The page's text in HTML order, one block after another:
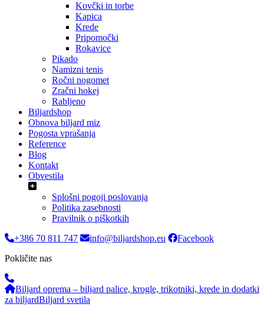
Kovčki in torbe
Kapica
Krede
Pripomočki
Rokavice
Pikado
Namizni tenis
Ročni nogomet
Zračni hokej
Rabljeno
Biljardshop
Obnova biljard miz
Pogosta vprašanja
Reference
Blog
Kontakt
Obvestila
Splošni pogoji poslovanja
Politika zasebnosti
Pravilnik o piškotkih
+386 70 811 747
info@biljardshop.eu
Facebook
Pokličite nas
Biljard oprema – biljard palice, krogle, trikotniki, krede in dodatki
za biljardBiljard svetila